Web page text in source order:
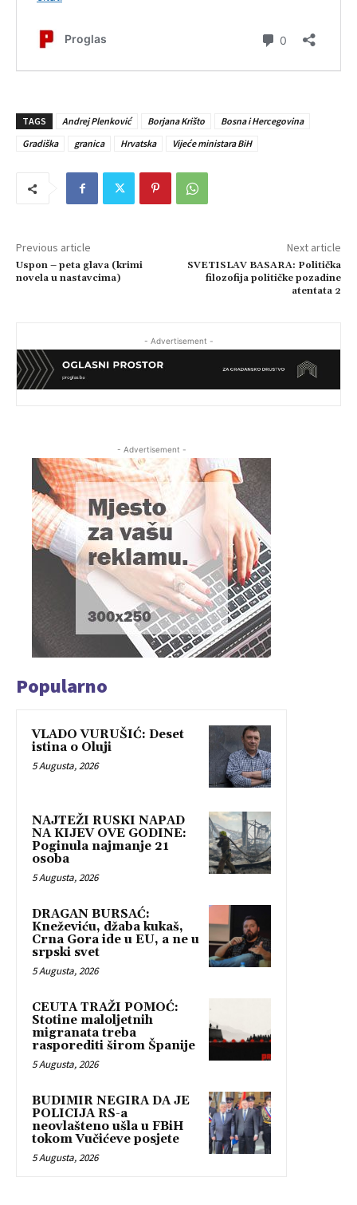
TAGS Andrej Plenković Borjana Krišto
Bosna i Hercegovina
Gradiška
granica Hrvatska Vijeće ministara BiH
Previous article
Uspon – peta glava (krimi
novela u nastavcima)
Next article
SVETISLAV BASARA: Politička
filozofija političke pozadine
atentata 2
- Advertisement -
- Advertisement -
Popularno
VLADO VURUŠIĆ: Deset
istina o Oluji
5 Augusta, 2026
NAJTEŽI RUSKI NAPAD
NA KIJEV OVE GODINE:
Poginula najmanje 21
osoba
5 Augusta, 2026
DRAGAN BURSAĆ:
Kneževiću, džaba kukaš,
Crna Gora ide u EU, a ne u
srpski svet
5 Augusta, 2026
CEUTA TRAŽI POMOĆ:
Stotine maloljetnih
migranata treba
rasporediti širom Španije
5 Augusta, 2026
BUDIMIR NEGIRA DA JE
POLICIJA RS-a
neovlašteno ušla u FBiH
tokom Vučićeve posjete
5 Augusta, 2026